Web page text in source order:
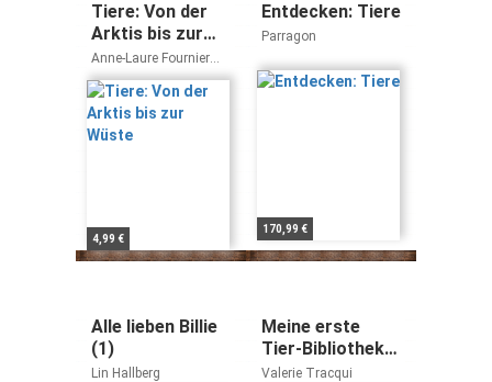
Tiere: Von der
Arktis bis zur
Wüste
Anne-Laure Fournier
LeRay Nathalie
Tordjman
4,99 €
Entdecken: Tiere
Parragon
170,99 €
Alle lieben Billie
(1)
Lin Hallberg
Meine erste
Tier-Bibliothek :
Der Eisbär
Valerie Tracqui